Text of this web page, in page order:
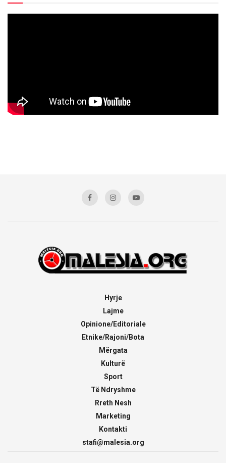
Hyrje
Lajme
Opinione/Editoriale
Etnike/Rajoni/Bota
Mërgata
Kulturë
Sport
Të Ndryshme
Rreth Nesh
Marketing
Kontakti
stafi@malesia.org